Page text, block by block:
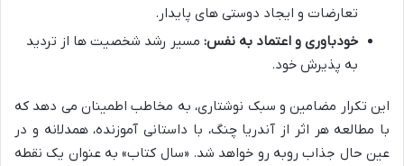
تعارضات و ایجاد دوستی های پایدار.
خودباوری و اعتماد به نفس: مسیر رشد شخصیت ها از تردید
به پذیرش خود.
این تکرار مضامین و سبک نوشتاری، به مخاطب اطمینان می دهد که
با مطالعه هر اثر از آندریا چنگ، با داستانی آموزنده، همدلانه و در
عین حال جذاب روبه رو خواهد شد. «سال کتاب» به عنوان یک نقطه